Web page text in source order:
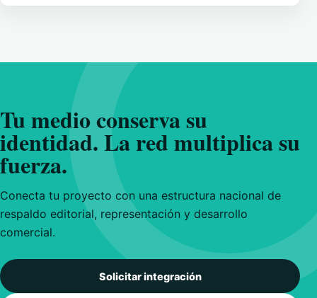
Tu medio conserva su
identidad. La red multiplica su
fuerza.
Conecta tu proyecto con una estructura nacional de
respaldo editorial, representación y desarrollo
comercial.
Solicitar integración